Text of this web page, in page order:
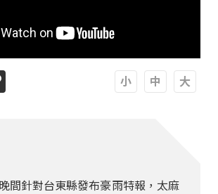
間針對台東縣發布豪雨特報，太麻